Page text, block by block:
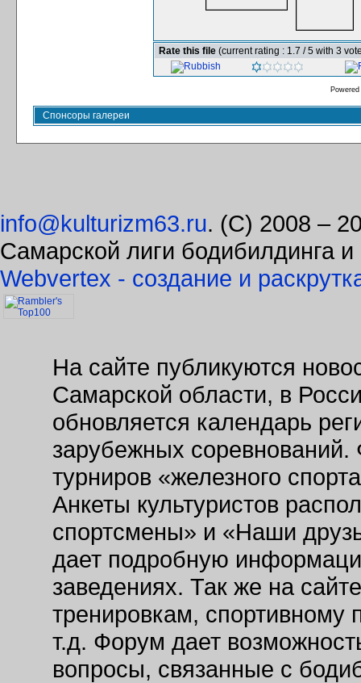
Rate this file (current rating : 1.7 / 5 with 3
Спонсоры галереи
info@kulturizm63.ru. (C) 2008 –
Самарской лиги бодибилдинга
Webvertex - создание и
На сайте публикуются
Самарской области, в
обновляется календарь
зарубежных соревнований.
турниров «железного
Анкеты культуристов
спортсмены» и «Наши
дает подробную
заведениях. Так же на
тренировкам, спортивному
т.д. Форум дает
вопросы, связанные с